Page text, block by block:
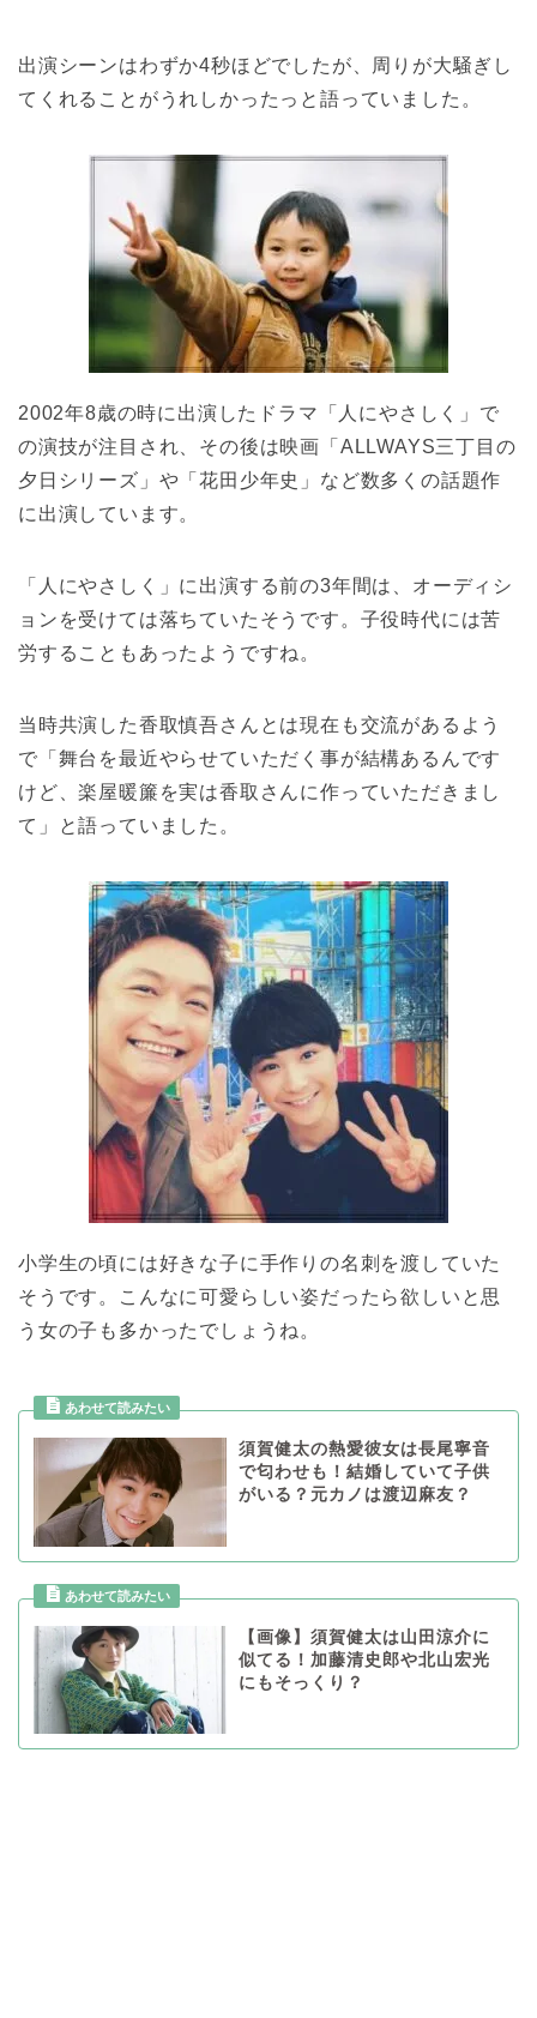
出演シーンはわずか4秒ほどでしたが、周りが大騒ぎし
てくれることがうれしかったっと語っていました。
2002年8歳の時に出演したドラマ「人にやさしく」で
の演技が注目され、その後は映画「ALLWAYS三丁目の
夕日シリーズ」や「花田少年史」など数多くの話題作
に出演しています。
「人にやさしく」に出演する前の3年間は、オーディシ
ョンを受けては落ちていたそうです。子役時代には苦
労することもあったようですね。
当時共演した香取慎吾さんとは現在も交流があるよう
で「舞台を最近やらせていただく事が結構あるんです
けど、楽屋暖簾を実は香取さんに作っていただきまし
て」と語っていました。
小学生の頃には好きな子に手作りの名刺を渡していた
そうです。こんなに可愛らしい姿だったら欲しいと思
う女の子も多かったでしょうね。
須賀健太の熱愛彼女は長尾寧音
で匂わせも！結婚していて子供
がいる？元カノは渡辺麻友？
【画像】須賀健太は山田涼介に
似てる！加藤清史郎や北山宏光
にもそっくり？